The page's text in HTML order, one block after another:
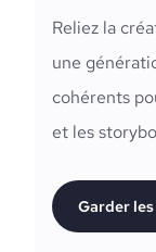
Reliez la
une
cohérents
et les
Garder